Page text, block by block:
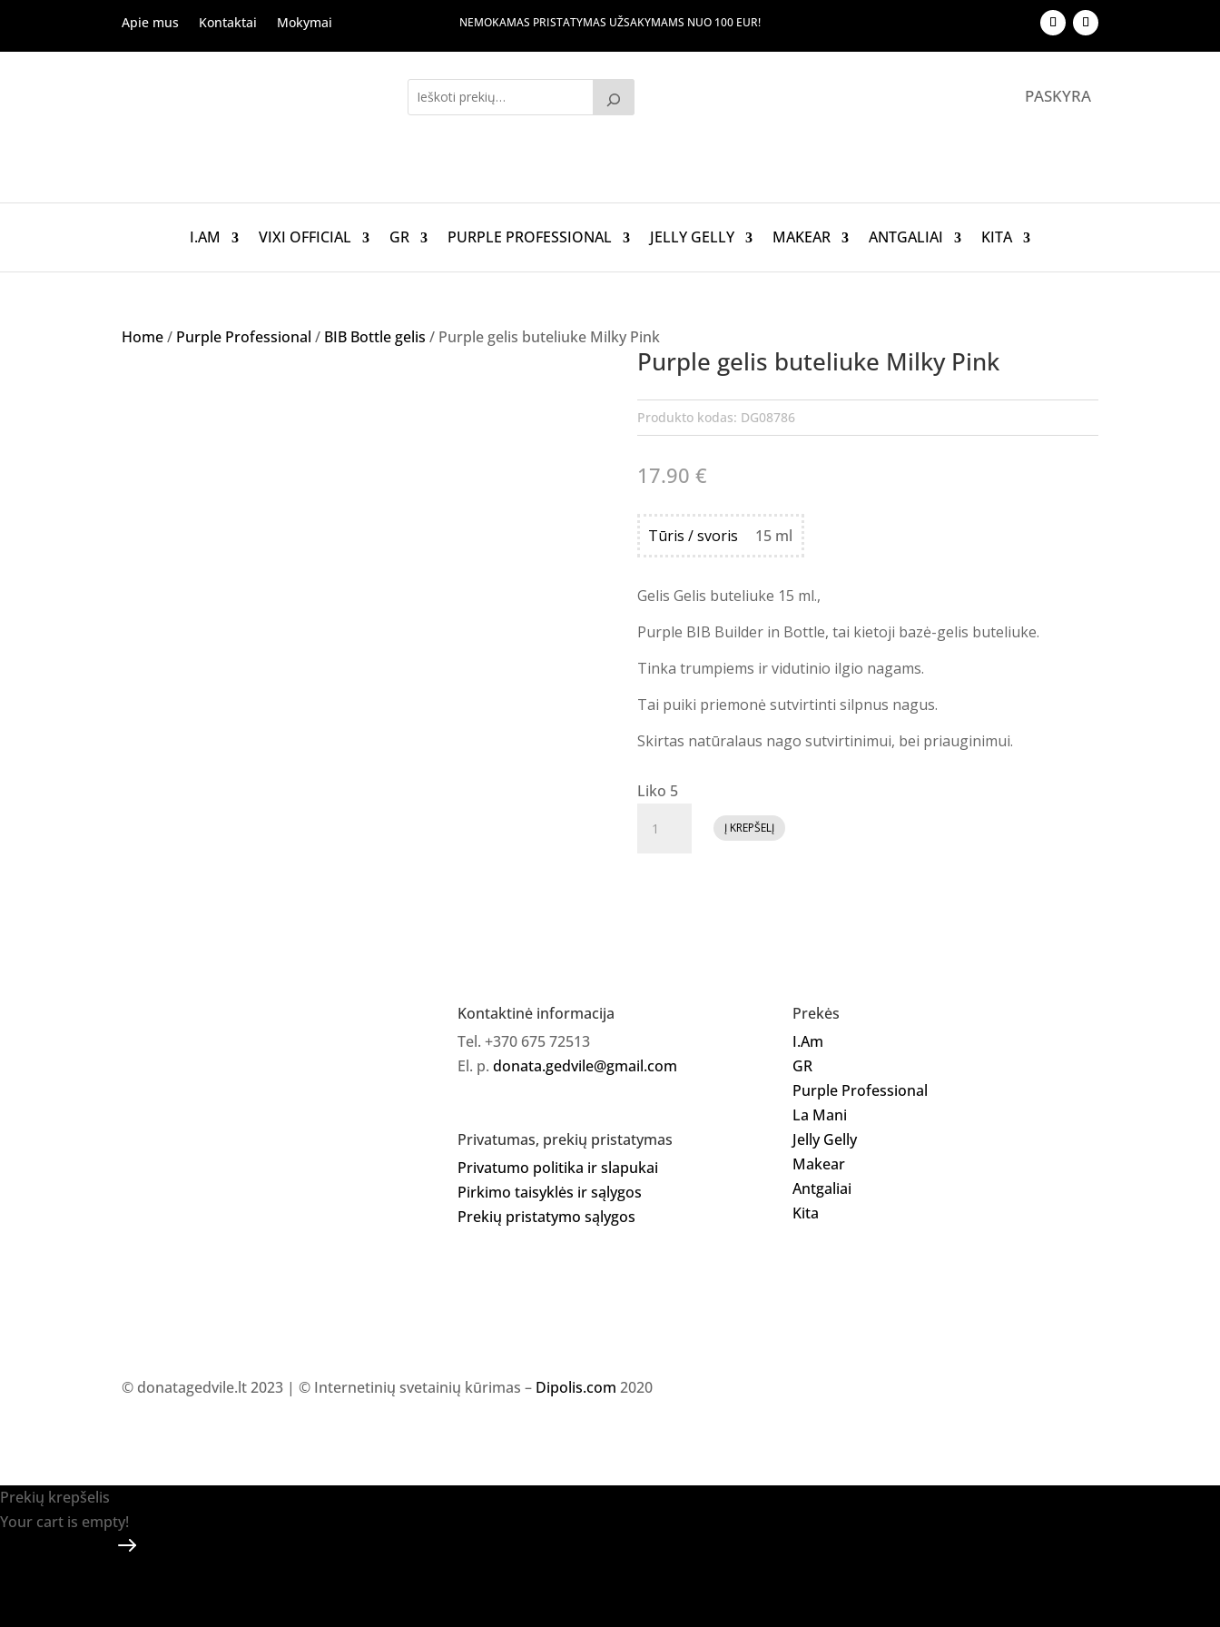
Apie mus Kontaktai Mokymai NEMOKAMAS PRISTATYMAS UŽSAKYMAMS NUO 100 EUR!
PASKYRA
I.AM VIXI OFFICIAL GR PURPLE PROFESSIONAL JELLY GELLY MAKEAR ANTGALIAI KITA
Home/ Purple Professional / BIB Bottle gelis / Purple gelis buteliuke Milky Pink
Purple gelis buteliuke Milky Pink
Produkto kodas: DG08786
17.90 €
Tūris / svoris 15 ml
Gelis Gelis buteliuke 15 ml.,
Purple BIB Builder in Bottle, tai kietoji bazė-gelis buteliuke.
Tinka trumpiems ir vidutinio ilgio nagams.
Tai puiki priemonė sutvirtinti silpnus nagus.
Skirtas natūralaus nago sutvirtinimui, bei priauginimui.
Liko 5
kiekis:
Į KREPŠELĮ
Kontaktinė informacija
Tel. +370 675 72513
El. p. donata.gedvile@gmail.com
Privatumas, prekių pristatymas
Privatumo politika ir slapukai
Pirkimo taisyklės ir sąlygos
Prekių pristatymo sąlygos
Prekės
I.Am
GR
Purple Professional
La Mani
Jelly Gelly
Makear
Antgaliai
Kita
© donatagedvile.lt 2023 | © Internetinių svetainių kūrimas – Dipolis.com 2020
Prekių krepšelis
Your cart is empty!